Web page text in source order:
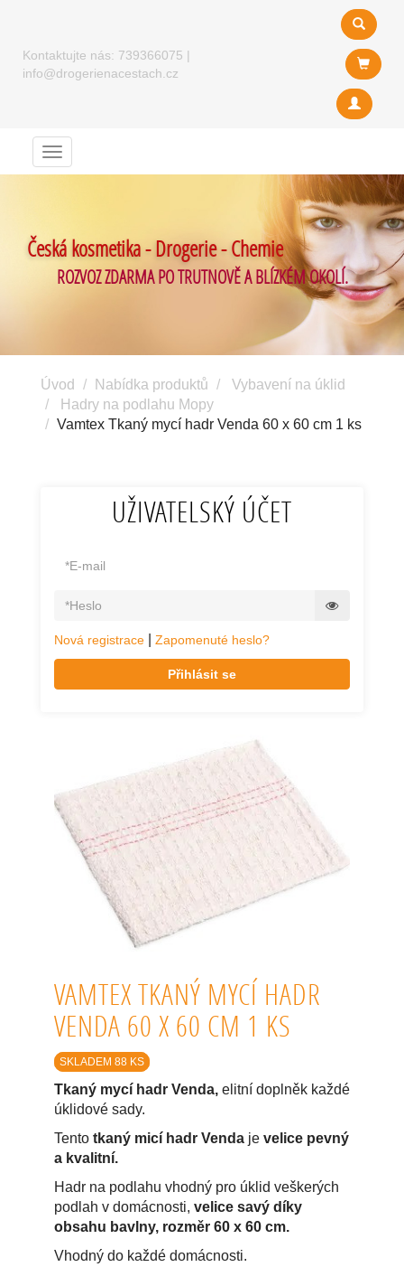
Kontaktujte nás: 739366075 |
info@drogerienacestach.cz
Menu
Česká kosmetika - Drogerie - Chemie
ROZVOZ ZDARMA PO TRUTNOVĚ A BLÍZKÉM OKOLÍ.
Úvod Nabídka produktů
Vybavení na úklid
Hadry na podlahu Mopy
Vamtex Tkaný mycí hadr Venda 60 x 60 cm 1 ks
UŽIVATELSKÝ ÚČET
Nová registrace Zapomenuté heslo?
Přihlásit se
VAMTEX TKANÝ MYCÍ HADR
VENDA 60 X 60 CM 1 KS
SKLADEM 88 KS
Tkaný mycí hadr Venda, elitní doplněk každé
úklidové sady.
Tento tkaný micí hadr Venda je velice pevný
a kvalitní.
Hadr na podlahu vhodný pro úklid veškerých
podlah v domácnosti, velice savý díky
obsahu bavlny, rozměr 60 x 60 cm.
Vhodný do každé domácnosti.